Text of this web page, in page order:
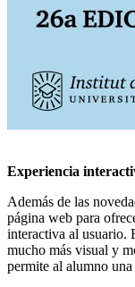
Experiencia
Además de las
página web para
interactiva al usuario.
mucho más visual y
permite al alumno